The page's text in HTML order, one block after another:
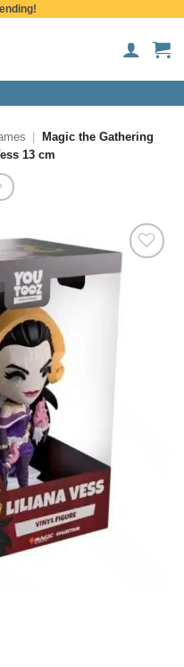
Magic the Gathering
13 cm